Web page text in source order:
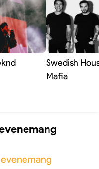
Swedish
Mafia